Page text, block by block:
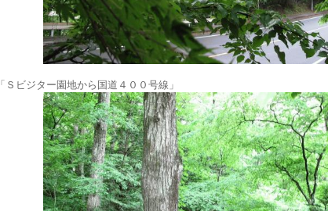
「Ｓビジター園地から国道４００号線」